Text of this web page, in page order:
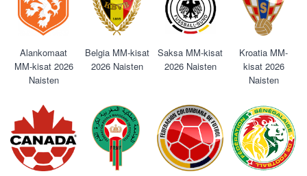
Alankomaat
MM-kisat 2026
Naisten
Belgia MM-kisat
2026 Naisten
Saksa MM-kisat
2026 Naisten
Kroatia MM-
kisat 2026
Naisten